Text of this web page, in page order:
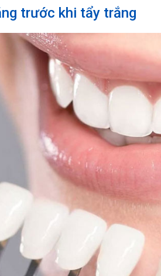
trước khi tẩy trắng